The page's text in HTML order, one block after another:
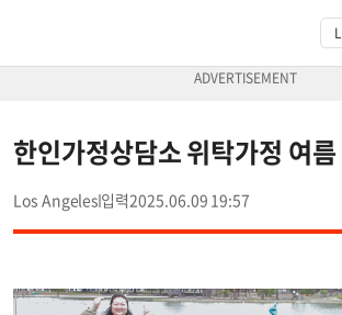
한인가정상담소 위탁가정 여
Los Angeles 2025.06.09 19:57